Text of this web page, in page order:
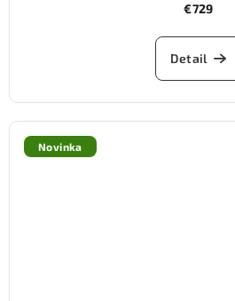
€729
Detail
Novinka